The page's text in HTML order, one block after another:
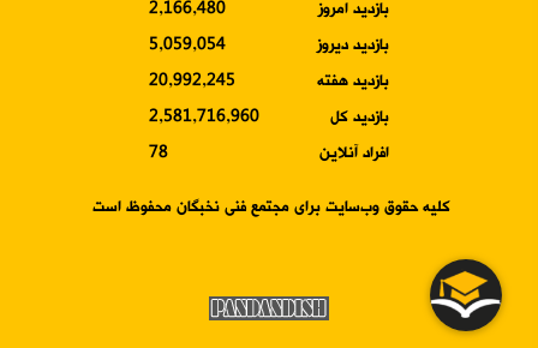
بازدید امروز
2,166,480
بازدید دیروز
5,059,054
بازدید هفته
20,992,245
بازدید کل
2,581,716,960
افراد آنلاین
78
کلیه حقوق وب‌سایت برای مجتمع فنی نخبگان محفوظ است